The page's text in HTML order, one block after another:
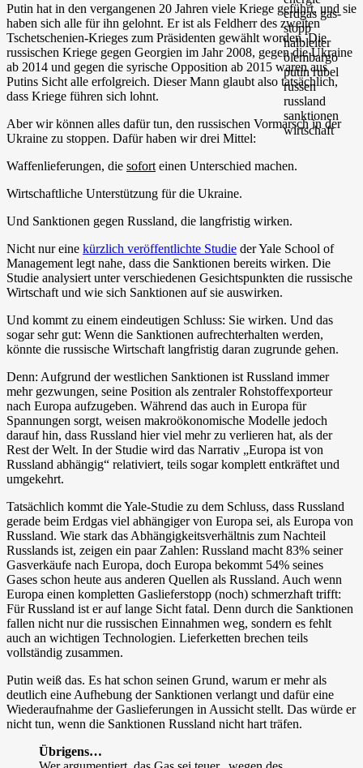
Putin hat in den vergangenen 20 Jahren viele Kriege geführt, und sie
haben sich alle für ihn gelohnt. Er ist als Feldherr des zweiten
Tschetschenien-Krieges zum Präsidenten gewählt worden. Die
russischen Kriege gegen Georgien im Jahr 2008, gegen die Ukraine
ab 2014 und gegen die syrische Opposition ab 2015 waren aus
Putins Sicht alle erfolgreich. Dieser Mann glaubt also tatsächlich,
dass Kriege führen sich lohnt.
Aber wir können alles dafür tun, den russischen Vormarsch in der
Ukraine zu stoppen. Dafür haben wir drei Mittel:
Waffenlieferungen, die sofort einen Unterschied machen.
Wirtschaftliche Unterstützung für die Ukraine.
Und Sanktionen gegen Russland, die langfristig wirken.
Nicht nur eine kürzlich veröffentlichte Studie der Yale School of
Management legt nahe, dass die Sanktionen bereits wirken. Die
Studie analysiert unter verschiedenen Gesichtspunkten die russische
Wirtschaft und wie sich Sanktionen auf sie auswirken.
Und kommt zu einem eindeutigen Schluss: Sie wirken. Und das
sogar sehr gut: Wenn die Sanktionen aufrechterhalten werden,
könnte die russische Wirtschaft langfristig daran zugrunde gehen.
Denn: Aufgrund der westlichen Sanktionen ist Russland immer
mehr gezwungen, seine Position als zentraler Rohstoffexporteur
nach Europa aufzugeben. Während das auch in Europa für
Spannungen sorgt, weisen makroökonomische Modelle jedoch
darauf hin, dass Russland hier viel mehr zu verlieren hat, als der
Rest der Welt. In der Studie wird das Narrativ „Europa ist von
Russland abhängig“ relativiert, teils sogar komplett entkräftet und
umgekehrt.
Tatsächlich kommt die Yale-Studie zu dem Schluss, dass Russland
gerade beim Erdgas viel abhängiger von Europa sei, als Europa von
Russland. Wie stark das Abhängigkeitsverhältnis zum Nachteil
Russlands ist, zeigen ein paar Zahlen: Russland macht 83% seiner
Gasverkäufe nach Europa, doch Europa bekommt 54% seines
Gases schon heute aus anderen Quellen als Russland. Auch wenn
Europa einen kompletten Gaslieferstopp (noch) schmerzhaft trifft:
Für Russland ist er auf lange Sicht fatal. Denn durch die Sanktionen
fallen nicht nur die russischen Einnahmen weg, sondern es fehlt
auch an wichtigen Technologien. Lieferketten brechen teils
vollständig zusammen.
Putin weiß das. Es hat schon seinen Grund, warum er mehr als
deutlich eine Aufhebung der Sanktionen verlangt und dafür eine
Wiederaufnahme der Gaslieferungen in Aussicht stellt. Das würde er
nicht tun, wenn die Sanktionen Russland nicht hart träfen.
Übrigens…